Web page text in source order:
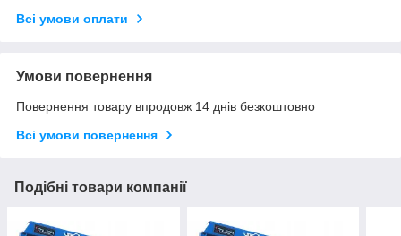
Всі умови оплати
Умови повернення
Повернення товару впродовж 14 днів безкоштовно
Всі умови повернення
Подібні товари компанії